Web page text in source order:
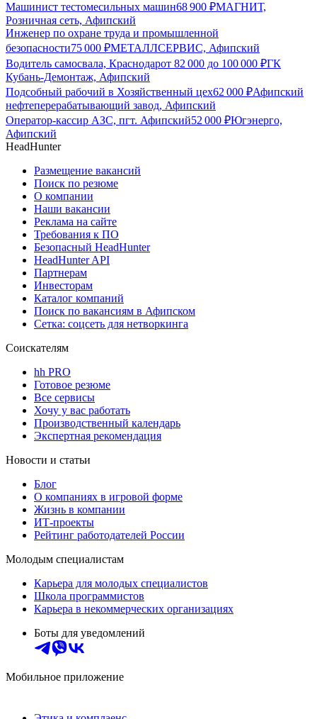
Машинист тестомесильных машин68 900 ₽МАГНИТ,
Розничная сеть, Афипский
Инженер по охране труда и промышленной
безопасности75 000 ₽МЕТАЛЛСЕРВИС, Афипский
Водитель самосвала, Краснодарот 82 000 до 100 000 ₽ГК
Кубань-Демонтаж, Афипский
Подсобный рабочий в Хозяйственный цех62 000 ₽Афипский
нефтеперерабатывающий завод, Афипский
Оператор-кассир АЗС, пгт. Афипский52 000 ₽Югэнерго,
Афипский
HeadHunter
Размещение вакансий
Поиск по резюме
О компании
Наши вакансии
Реклама на сайте
Требования к ПО
Безопасный HeadHunter
HeadHunter API
Партнерам
Инвесторам
Каталог компаний
Поиск по вакансиям в Афипском
Сетка: соцсеть для нетворкинга
Соискателям
hh PRO
Готовое резюме
Все сервисы
Хочу у вас работать
Производственный календарь
Экспертная рекомендация
Новости и статьи
Блог
О компаниях в игровой форме
Жизнь в компании
ИТ-проекты
Рейтинг работодателей России
Молодым специалистам
Карьера для молодых специалистов
Школа программистов
Карьера в некоммерческих организациях
Боты для уведомлений
Мобильное приложение